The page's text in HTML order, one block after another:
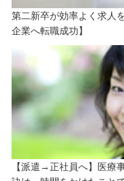
第二新卒が効率よく求人
企業へ転職成功】
【派遣→正社員へ】医療